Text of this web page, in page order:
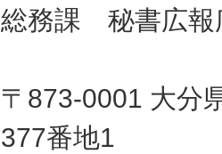
総務課 秘書広報
〒873-0001 大分
377番地1